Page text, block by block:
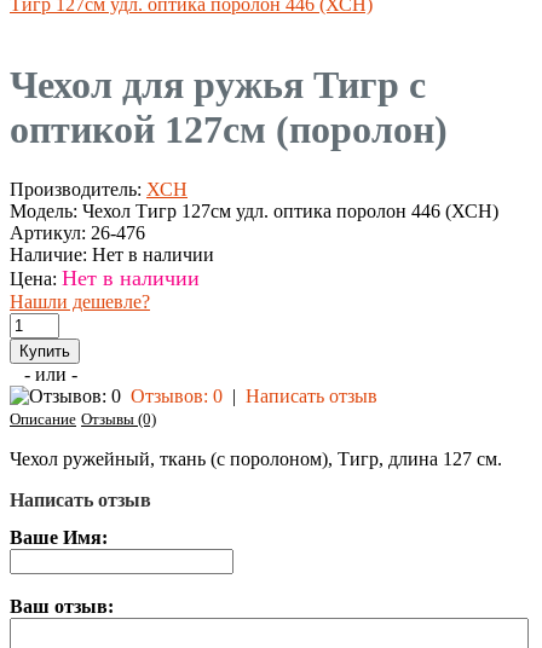
Тигр 127см удл. оптика поролон 446 (ХСН)
Чехол для ружья Тигр с
оптикой 127см (поролон)
Производитель: ХСН
Модель: Чехол Тигр 127см удл. оптика поролон 446 (ХСН)
Артикул: 26-476
Наличие: Нет в наличии
Цена: Нет в наличии
Нашли дешевле?
- или -
Отзывов: 0 | Написать отзыв
Описание Отзывы (0)
Чехол ружейный, ткань (с поролоном), Тигр, длина 127 см.
Написать отзыв
Ваше Имя:
Ваш отзыв: